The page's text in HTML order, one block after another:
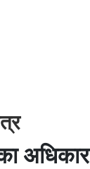
अधिकार